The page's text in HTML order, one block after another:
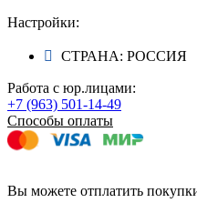
Настройки:
СТРАНА: РОССИЯ
Работа с юр.лицами:
+7 (963) 501-14-49
Способы оплаты
Вы можете отплатить